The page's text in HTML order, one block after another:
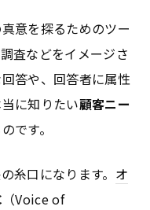
意を探るためのツー
査などをイメージさ
答や、回答者に属性
に知りたい顧客ニー
です。
糸口になります。 オ
（Voice of